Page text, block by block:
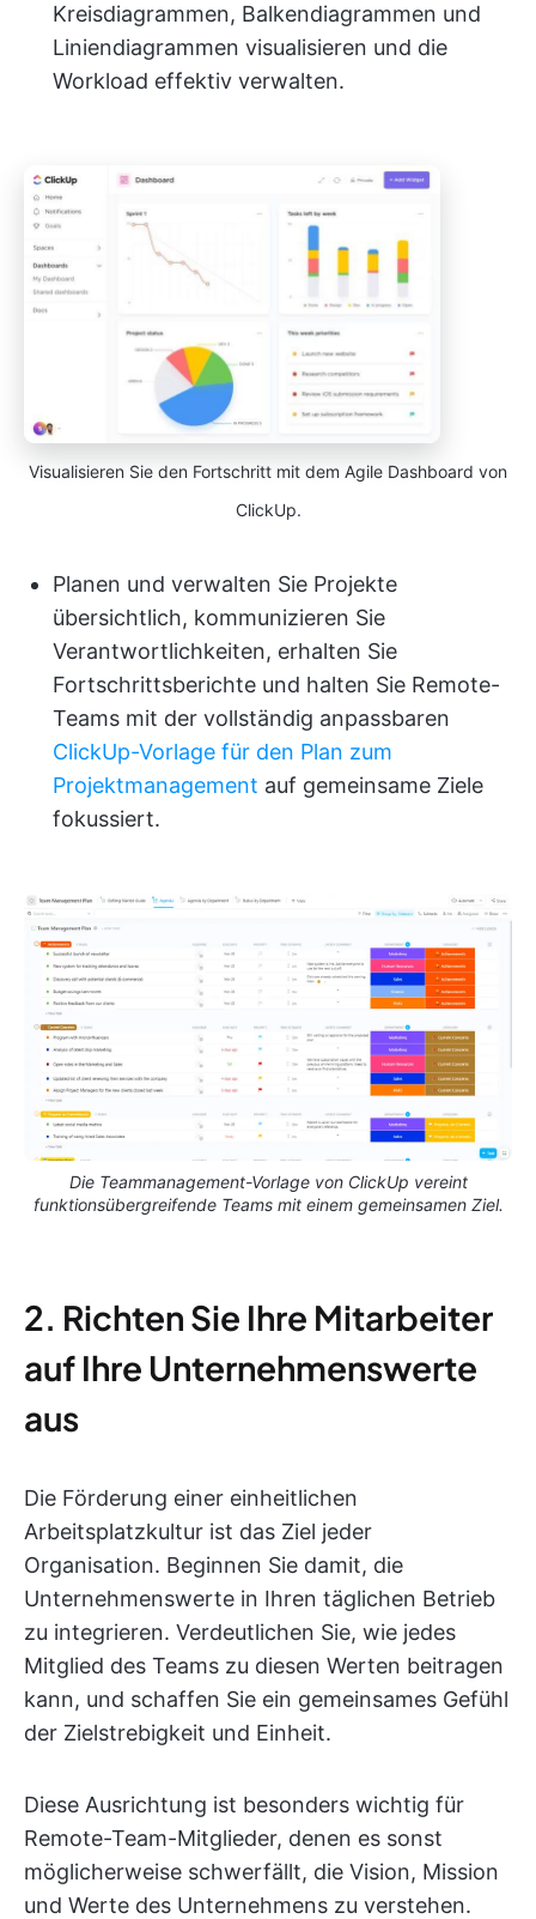
Kreisdiagrammen, Balkendiagrammen und
Liniendiagrammen visualisieren und die
Workload effektiv verwalten.
Visualisieren Sie den Fortschritt mit dem Agile Dashboard von
ClickUp.
Planen und verwalten Sie Projekte
übersichtlich, kommunizieren Sie
Verantwortlichkeiten, erhalten Sie
Fortschrittsberichte und halten Sie Remote-
Teams mit der vollständig anpassbaren
ClickUp-Vorlage für den Plan zum
Projektmanagement auf gemeinsame Ziele
fokussiert.
Die Teammanagement-Vorlage von ClickUp vereint
funktionsübergreifende Teams mit einem gemeinsamen Ziel.
2. Richten Sie Ihre Mitarbeiter
auf Ihre Unternehmenswerte
aus
Die Förderung einer einheitlichen
Arbeitsplatzkultur ist das Ziel jeder
Organisation. Beginnen Sie damit, die
Unternehmenswerte in Ihren täglichen Betrieb
zu integrieren. Verdeutlichen Sie, wie jedes
Mitglied des Teams zu diesen Werten beitragen
kann, und schaffen Sie ein gemeinsames Gefühl
der Zielstrebigkeit und Einheit.
Diese Ausrichtung ist besonders wichtig für
Remote-Team-Mitglieder, denen es sonst
möglicherweise schwerfällt, die Vision, Mission
und Werte des Unternehmens zu verstehen.